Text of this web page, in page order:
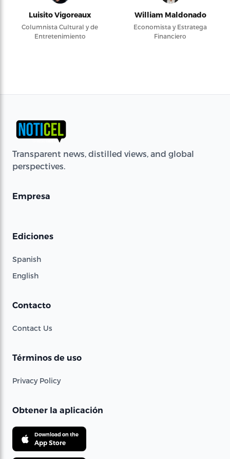
Luisito Vigoreaux
Columnista Cultural y de
Entretenimiento
William Maldonado
Economista y Estratega
Financiero
Transparent news, distilled views, and global
perspectives.
Empresa
Ediciones
Spanish
English
Contacto
Contact Us
Términos de uso
Privacy Policy
Obtener la aplicación
Download on the
App Store